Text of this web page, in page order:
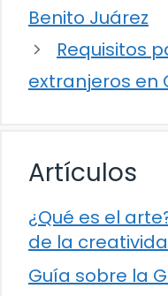
Benito Juárez
Requisitos
extranjeros en
Artículos
¿Qué es el
de la
Guía sobre la